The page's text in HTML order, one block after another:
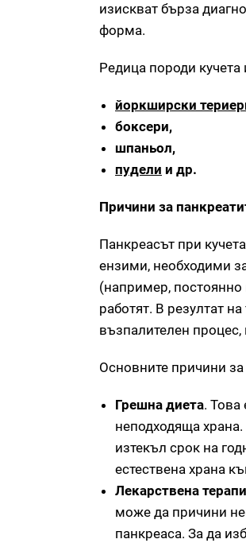
изискват бърза
форма.
Редица породи
йоркширски
боксери,
шпаньол,
пудели и др.
Причини за
Панкреасът при
ензими, необходими
(например, постоянно
работят. В резултат
възпалителен
Основните причини за
Грешна диета. Това
неподходяща
изтекъл срок на
естествена храна
Лекарствена
може да причини
панкреаса. За да